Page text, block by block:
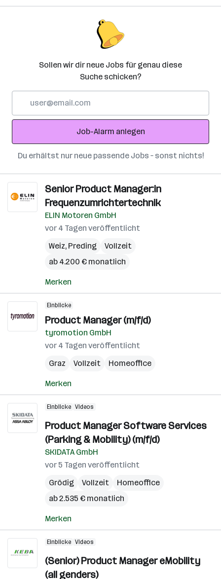
Sollen wir dir neue Jobs für genau diese
Suche schicken?
Adresse
Job-Alarm anlegen
Du erhältst nur neue passende Jobs – sonst nichts!
Senior Product Manager:in
Frequenzumrichtertechnik
ELIN Motoren GmbH
vor 4 Tagen veröffentlicht
Weiz, Preding
Vollzeit
ab 4.200 € monatlich
Merken
Einblicke
Product Manager (m/f/d)
tyromotion GmbH
vor 4 Tagen veröffentlicht
Graz
Vollzeit Homeoffice
Merken
Einblicke Videos
Product Manager Software Services
(Parking & Mobility) (m/f/d)
SKIDATA GmbH
vor 5 Tagen veröffentlicht
Grödig
Vollzeit
Homeoffice
ab 2.535 € monatlich
Merken
Einblicke Videos
(Senior) Product Manager eMobility
(all genders)